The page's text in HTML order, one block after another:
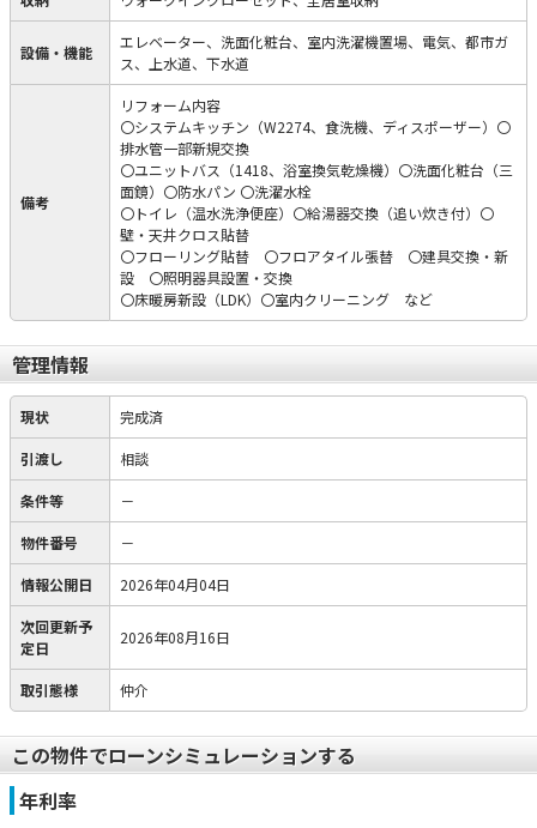
設備・機能
エレベーター、洗面化粧台、室内洗濯機置場、電気、都市ガ
ス、上水道、下水道
備考
リフォーム内容
〇システムキッチン（W2274、食洗機、ディスポーザー）〇
排水管一部新規交換
〇ユニットバス（1418、浴室換気乾燥機）〇洗面化粧台（三
面鏡）〇防水パン 〇洗濯水栓
〇トイレ（温水洗浄便座）〇給湯器交換（追い炊き付）〇
壁・天井クロス貼替
〇フローリング貼替 〇フロアタイル張替 〇建具交換・新
設 〇照明器具設置・交換
〇床暖房新設（LDK）〇室内クリーニング など
管理情報
現状 完成済
引渡し 相談
条件等 －
物件番号 －
情報公開日 2026年04月04日
次回更新予
定日
2026年08月16日
取引態様 仲介
この物件でローンシミュレーションする
年利率